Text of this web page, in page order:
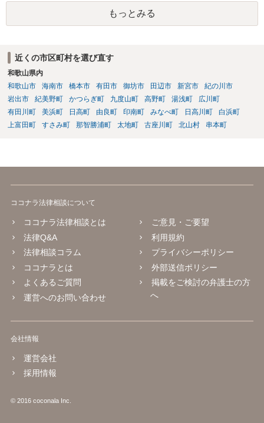
行うものとし、サイトとしては責任を持たない旨の規定がなされてい
ることがあります。 利用者も多いため、サイトとして投稿画像等のチ
ェックは行えないことから、自己責任で判断して行動するように求め
ような画像もそのまま投稿されてしまい、結果として、権利者から削
除や損害賠償等の請求がなされるまで、事実上、その投稿状態が残っ
たままになっているものと思われます。 こうした無断転載の件数は多
く、また、本人の特定にも時間や費用がかかることから、全ての無断
転載に対しては、権利者が対応できていないという実情があるものと
思われます。 もっとも、著作権者として承諾をしているのでない限
を問われることになり、結果として、賠償等をしなければならない事
ねないものですので、やはりこうした無断転載は控えた方が安全かと
もっとみる
近くの市区町村を選び直す
和歌山県内
和歌山市
海南市 橋本市 有田市 御坊市 田辺市 新宮市
紀の川市
岩出市
紀美野町 かつらぎ町 九度山町 高野町 湯浅町
広川町
有田川町
美浜町 日高町 由良町 印南町 みなべ町 日高川町
白浜町
上富田町
すさみ町 那智勝浦町 太地町 古座川町 北山村 串本町
ココナラ法律相談について
ココナラ法律相談とは
法律Q&A
法律相談コラム
ココナラとは
よくあるご質問
運営へのお問い合わせ
ご意見・ご要望
利用規約
プライバシーポリシー
外部送信ポリシー
掲載をご検討の弁護士の方
へ
会社情報
運営会社
採用情報
© 2016 coconala Inc.